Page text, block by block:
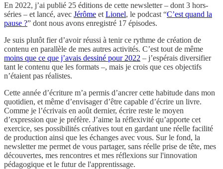
En 2022, j’ai publié 25 éditions de cette newsletter – dont 3 hors-
séries – et lancé, avec Jérôme et Lionel, le podcast “C’est quand la
pause ?” dont nous avons enregistré 17 épisodes.
Je suis plutôt fier d’avoir réussi à tenir ce rythme de création de
contenu en parallèle de mes autres activités. C’est tout de même
moins que ce que j’avais dessiné pour 2022 – j’espérais diversifier
tant le contenu que les formats –, mais je crois que ces objectifs
n’étaient pas réalistes.
Cette année d’écriture m’a permis d’ancrer cette habitude dans mon
quotidien, et même d’envisager d’être capable d’écrire un livre.
Comme je l’écrivais en août dernier, écrire reste le moyen
d’expression que je préfère. J’aime la réflexivité qu’apporte cet
exercice, ses possibilités créatives tout en gardant une réelle facilité
de production ainsi que les échanges avec vous. Sur le fond, la
newsletter me permet de vous partager, sans réelle prise de tête, mes
découvertes, mes rencontres et mes réflexions sur l'innovation
pédagogique et le futur de l'apprentissage.